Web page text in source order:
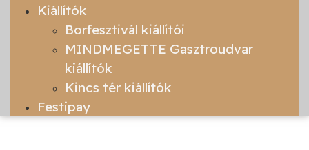
Kiállítók
Borfesztivál kiállítói
MINDMEGETTE Gasztroudvar
kiállítók
Kincs tér kiállítók
Festipay